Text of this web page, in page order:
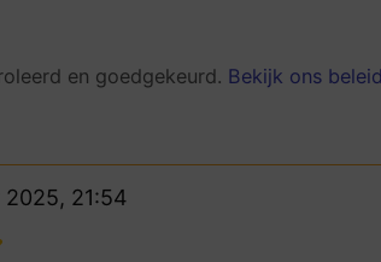
en goedgekeurd. Bekijk ons beleid
2025, 21:54